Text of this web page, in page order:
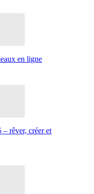
en ligne
rêver, créer et